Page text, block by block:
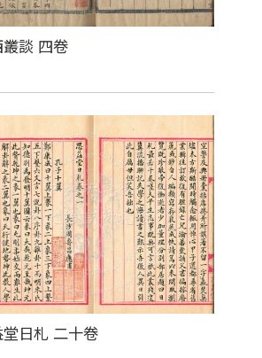
談 四卷
堂日札 二十卷